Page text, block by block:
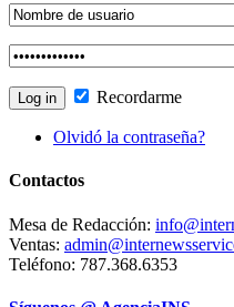
Recordarme
Olvidó la contraseña?
Contactos
Mesa de Redacción:
Ventas:
Teléfono: 787.368.6353